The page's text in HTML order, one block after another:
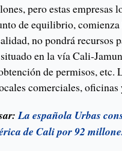
pero estas empresas
de equilibrio,
no pondrá recursos
en la vía Cali-
de permisos, etc.
comerciales,
La española Urbas
de Cali por 92